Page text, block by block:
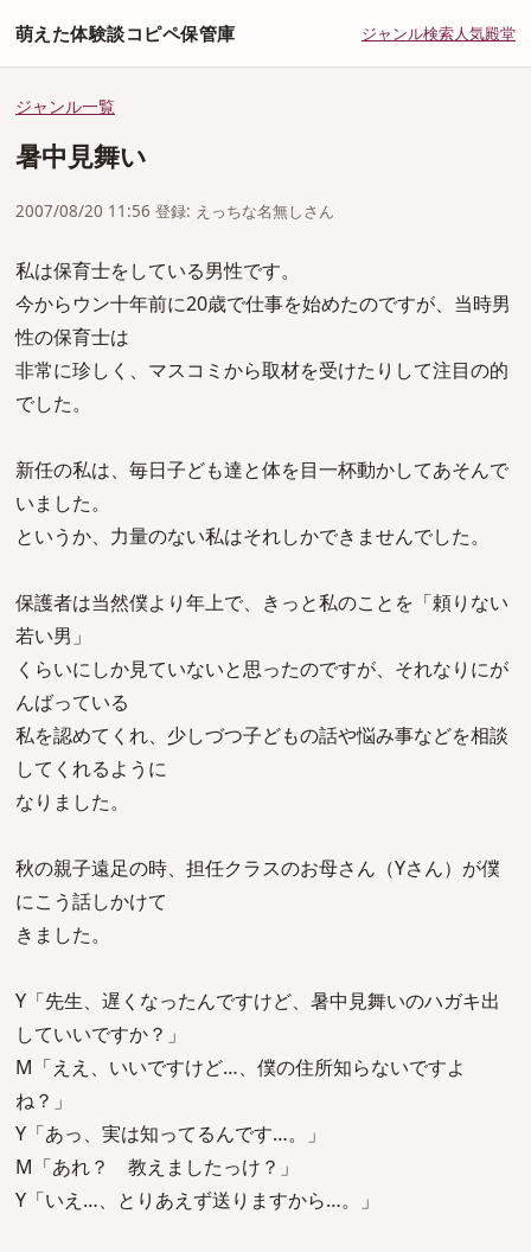
萌えた体験談コピペ保管庫 ジャンル検索人気殿堂
ジャンル一覧
暑中見舞い
2007/08/20 11:56 登録: えっちな名無しさん
私は保育士をしている男性です。
今からウン十年前に20歳で仕事を始めたのですが、当時男
性の保育士は
非常に珍しく、マスコミから取材を受けたりして注目の的
でした。
新任の私は、毎日子ども達と体を目一杯動かしてあそんで
いました。
というか、力量のない私はそれしかできませんでした。
保護者は当然僕より年上で、きっと私のことを「頼りない
若い男」
くらいにしか見ていないと思ったのですが、それなりにが
んばっている
私を認めてくれ、少しづつ子どもの話や悩み事などを相談
してくれるように
なりました。
秋の親子遠足の時、担任クラスのお母さん（Yさん）が僕
にこう話しかけて
きました。
Y「先生、遅くなったんですけど、暑中見舞いのハガキ出
していいですか？」
M「ええ、いいですけど…、僕の住所知らないですよ
ね？」
Y「あっ、実は知ってるんです…。」
M「あれ？ 教えましたっけ？」
Y「いえ…、とりあえず送りますから…。」